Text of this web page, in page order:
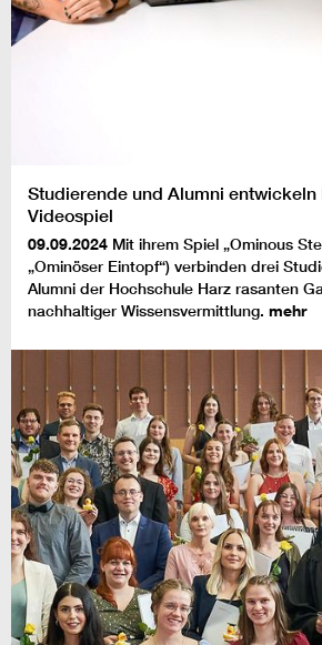
Studierende und Alumni
Videospiel
09.09.2024 Mit ihrem Spiel „Ominous
„Ominöser Eintopf“) verbinden drei
Alumni der Hochschule Harz rasanten
nachhaltiger Wissensvermittlung. mehr